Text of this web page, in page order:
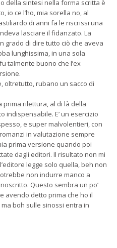
della sintesi nella forma scritta è
io ce l’ho, mia sorella no, al
di anni fa le riscrissi una
lasciare il fidanzato. La
grado di dire tutto ciò che aveva
lunghissima, in una sola
talmente buono che l’ex
oltretutto, rubano un sacco di
prima rilettura, al di là della
indispensabile. E’ un esercizio
e super malvolentieri, con
in valutazione sempre
prima versione quando poi
dagli editori. Il risultato non mi
legge solo quella, beh non
non indurre manco a
Questo sembra un po’
avendo detto prima che ho il
boh sulle sinossi entra in